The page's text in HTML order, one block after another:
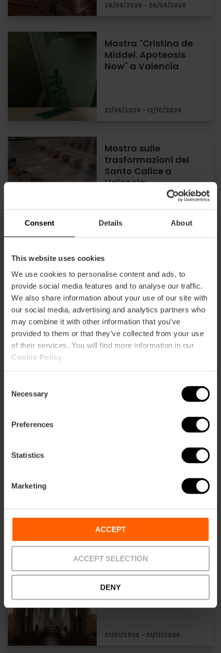
Consent Details About
This website uses cookies
We use cookies to personalise content and ads, to
provide social media features and to analyse our traffic.
We also share information about your use of our site with
our social media, advertising and analytics partners who
may combine it with other information that you’ve
provided to them or that they’ve collected from your use
of their services. You will find more information in our
Cookie Policy
Selection
Necessary
Preferences
Statistics
Marketing
ACCEPT
ACCEPT SELECTION
DENY
26/09/2026 - 26/09/2026
Mostra "Cristina de
Middel. Apoteosis
Now" a Valencia
21/05/2026 - 12/10/2026
Mostra sulle
trasformazioni del
Santo Calice a
Valencia
mostra unica
all’Almudín
30/10/2025 - 29/10/2026
Anselm Kiefer arriva a
28/04/2026 - 31/10/2026
30/05/2026 - 01/11/2026
Visite guidate a San
Juan del Hospital
01/01/2026 - 31/12/2026